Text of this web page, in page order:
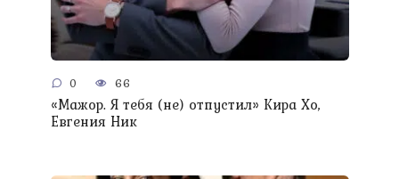
0 66
«Мажор. Я тебя (не) отпустил» Кира Хо,
Евгения Ник